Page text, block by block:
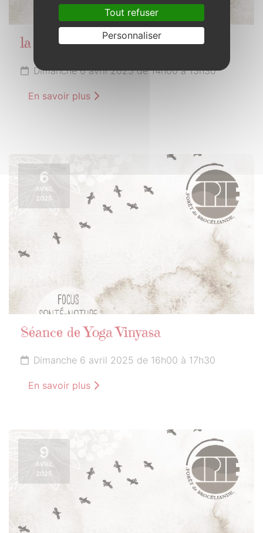
la biodiversité dans l’assiette
Dimanche 6 avril 2025 de 14h00 à 15h30
En savoir plus
6
AVRIL
2025
Séance de Yoga Vinyasa
Dimanche 6 avril 2025 de 16h00 à 17h30
En savoir plus
9
AVRIL
2025
Tout refuser
Personnaliser